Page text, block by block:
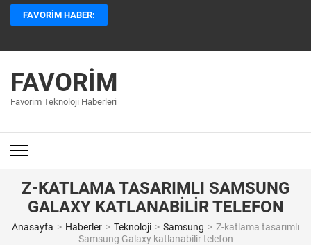
İçeriğe
atla
basın)
FAVORIM HABER:
FAVORIM
Favorim Teknoloji Haberleri
Z-KATLAMA TASARIMLI SAMSUNG
GALAXY KATLANABILIR TELEFON
Anasayfa > Haberler > Teknoloji > Samsung > Z-katlama tasarımlı
Samsung Galaxy katlanabilir telefon